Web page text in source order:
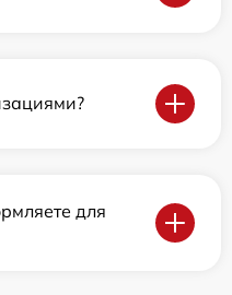
для